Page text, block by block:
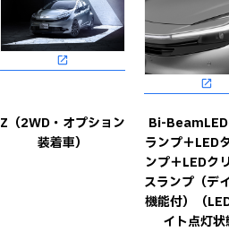
Z（2WD・オプション
装着車）
Bi-
ランプ＋LED
ンプ＋LEDク
スランプ（デ
機能付）（
イト点灯